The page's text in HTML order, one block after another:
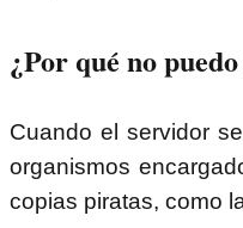
¿Por qué no
Cuando el servidor
organismos
copias piratas, como